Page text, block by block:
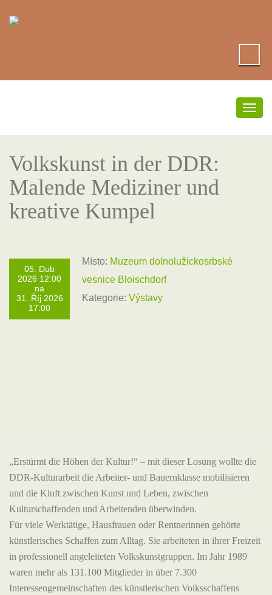
Volkskunst in der DDR:
Malende Mediziner und
kreative Kumpel
05. Dub
2026 12:00
na
31. Říj 2026
17:00
Místo: Muzeum dolnolužickosrbské
vesnice Bloischdorf
Kategorie: Výstavy
„Erstürmt die Höhen der Kultur!“ – mit dieser Losung wollte die
DDR-Kulturarbeit die Arbeiter- und Bauernklasse mobilisieren
und die Kluft zwischen Kunst und Leben, zwischen
Kulturschaffenden und Arbeitenden überwinden.
Für viele Werktätige, Hausfrauen oder Rentnerinnen gehörte
künstlerisches Schaffen zum Alltag. Sie arbeiteten in ihrer Freizeit
in professionell angeleiteten Volkskunstgruppen. Im Jahr 1989
waren mehr als 131.100 Mitglieder in über 7.300
Interessengemeinschaften des künstlerischen Volksschaffens